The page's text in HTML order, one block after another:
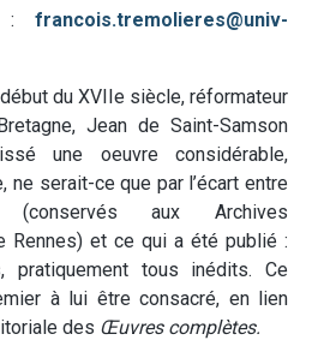
: francois.tremolieres@univ-
du XVIIe siècle, réformateur
Jean de Saint-Samson
une oeuvre considérable,
ne serait-ce que par l’écart entre
aux Archives
Rennes) et ce qui a été publié :
pratiquement tous inédits. Ce
à lui être consacré, en lien
des Œuvres complètes.